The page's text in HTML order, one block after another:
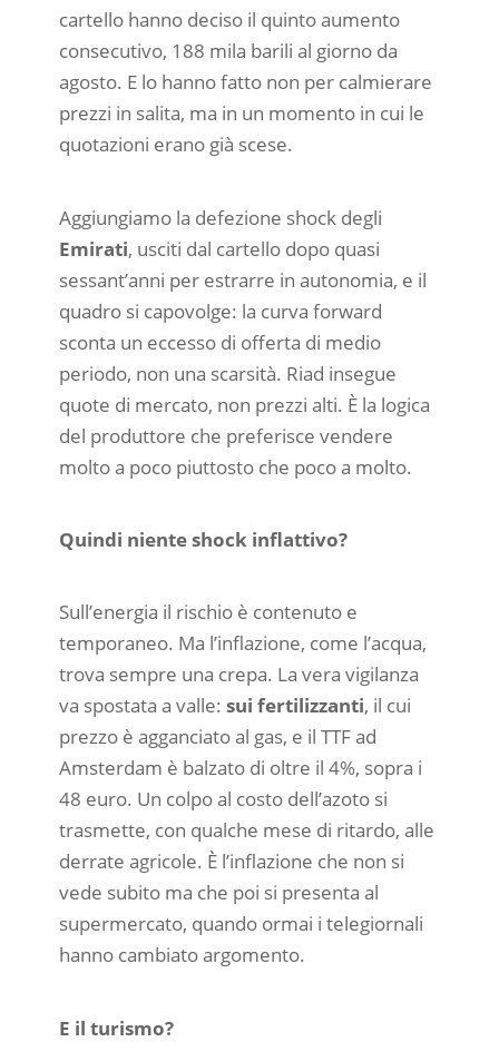
cartello hanno deciso il quinto aumento
consecutivo, 188 mila barili al giorno da
agosto. E lo hanno fatto non per calmierare
prezzi in salita, ma in un momento in cui le
quotazioni erano già scese.
Aggiungiamo la defezione shock degli
Emirati, usciti dal cartello dopo quasi
sessant’anni per estrarre in autonomia, e il
quadro si capovolge: la curva forward
sconta un eccesso di offerta di medio
periodo, non una scarsità. Riad insegue
quote di mercato, non prezzi alti. È la logica
del produttore che preferisce vendere
molto a poco piuttosto che poco a molto.
Quindi niente shock inflattivo?
Sull’energia il rischio è contenuto e
temporaneo. Ma l’inflazione, come l’acqua,
trova sempre una crepa. La vera vigilanza
va spostata a valle: sui fertilizzanti, il cui
prezzo è agganciato al gas, e il TTF ad
Amsterdam è balzato di oltre il 4%, sopra i
48 euro. Un colpo al costo dell’azoto si
trasmette, con qualche mese di ritardo, alle
derrate agricole. È l’inflazione che non si
vede subito ma che poi si presenta al
supermercato, quando ormai i telegiornali
hanno cambiato argomento.
E il turismo?